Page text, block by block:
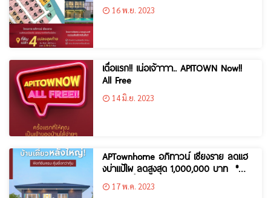
16 พ.ย. 2023
เตื่อแรก!! เน่อเจ้าาาา.. APITOWN Now!!
All Free
14 มิ.ย. 2023
APTownhome อภิทาวน์ เชียงราย ลดแฮ
งบ่าแป้ใผ ลดสูงสุด 1,000,000 บาท *
ชีวิตดีๆ ตี้เลือกเองได้ *
17 พ.ค. 2023